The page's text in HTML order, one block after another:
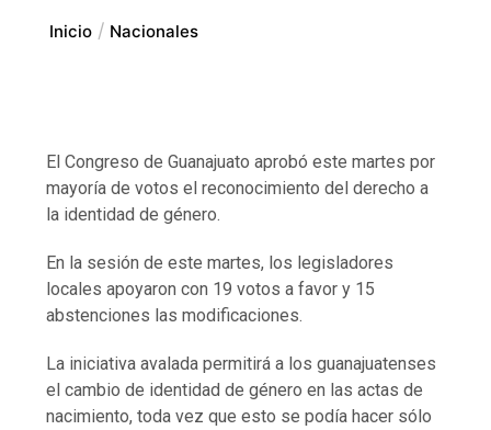
Inicio Nacionales
El Congreso de Guanajuato aprobó este martes por
mayoría de votos el reconocimiento del derecho a
la identidad de género.
En la sesión de este martes, los legisladores
locales apoyaron con 19 votos a favor y 15
abstenciones las modificaciones.
La iniciativa avalada permitirá a los guanajuatenses
el cambio de identidad de género en las actas de
nacimiento, toda vez que esto se podía hacer sólo